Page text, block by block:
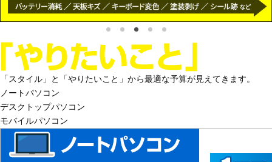
「スタイル」と「やりたいこと」から最適な予算が見えてきます。
ノートパソコン
デスクトップパソコン
モバイルパソコン